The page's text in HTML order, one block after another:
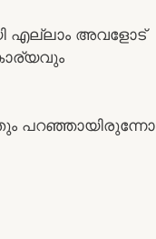
എല്ലാം അവളോട്
പറഞ്ഞായിരുന്നോ